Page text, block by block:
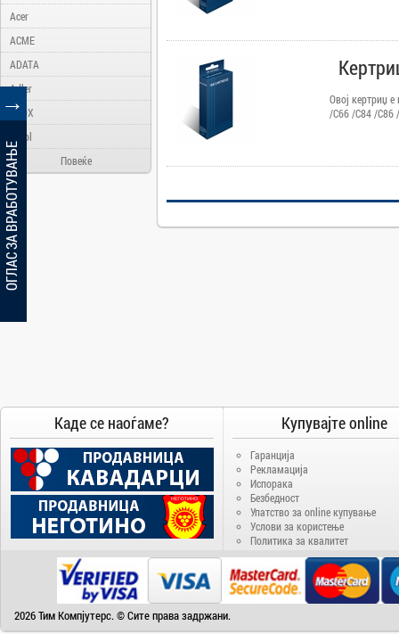
Acer
ACME
ADATA
Adler
AFOX
Ainol
Alcatel
Allview
Aloha Day
AMD
AOC
Apache
Blackview
Bosch
Broadlink
Brother
Carrier
Повеќе
Овој кертриџ
/C66 /C84 /C86
ОГЛАС ЗА ВРАБОТУВАЊЕ
→
Каде се наоѓаме? Купувајте online
Гаранција
Рекламација
Испорака
Безбедност
Упатство за online купување
Услови за користење
Политика за квалитет
2026 Тим Компјутерс. © Сите права задржани.